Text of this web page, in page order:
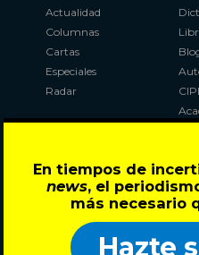
En tiempos de
news, el
más necesario
Hazte
Actualidad
Columnas
Cartas
Especiales
Radar
Al